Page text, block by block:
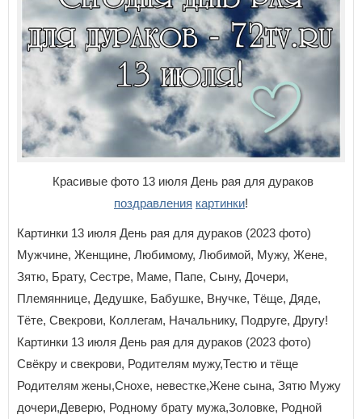
Красивые фото 13 июля День рая для дураков
поздравления картинки!
Картинки 13 июля День рая для дураков (2023 фото)
Мужчине, Женщине, Любимому, Любимой, Мужу, Жене,
Зятю, Брату, Сестре, Маме, Папе, Сыну, Дочери,
Племяннице, Дедушке, Бабушке, Внучке, Тёще, Дяде,
Тёте, Свекрови, Коллегам, Начальнику, Подруге, Другу!
Картинки 13 июля День рая для дураков (2023 фото)
Свёкру и свекрови, Родителям мужу,Тестю и тёще
Родителям жены,Снохе, невестке,Жене сына, Зятю Мужу
дочери,Деверю, Родному брату мужа,Золовке, Родной